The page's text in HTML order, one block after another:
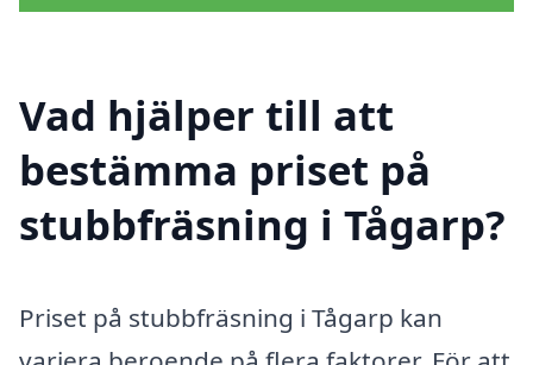
Vad hjälper till att
bestämma priset på
stubbfräsning i Tågarp?
Priset på stubbfräsning i Tågarp kan